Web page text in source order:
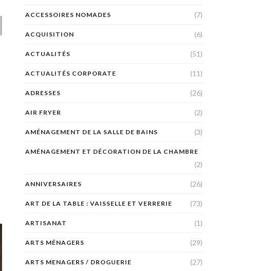
ACCESSOIRES NOMADES (7)
ACQUISITION (6)
ACTUALITÉS (51)
ACTUALITÉS CORPORATE (11)
ADRESSES (26)
AIR FRYER (2)
AMÉNAGEMENT DE LA SALLE DE BAINS (3)
AMÉNAGEMENT ET DÉCORATION DE LA CHAMBRE
(2)
ANNIVERSAIRES (26)
ART DE LA TABLE : VAISSELLE ET VERRERIE (73)
ARTISANAT (1)
ARTS MÉNAGERS (29)
ARTS MENAGERS / DROGUERIE (27)